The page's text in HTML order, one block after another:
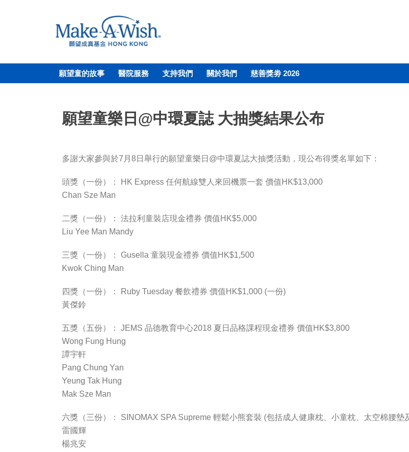
願望童的故事 醫院服務 支持我們 關於我們 慈善獎劵 2026
願望童樂日@中環夏誌 大抽獎結果公布
多謝大家參與於7月8日舉行的願望童樂日@中環夏誌大抽獎活動，現公布得獎名單如下：
頭獎（一份）： HK Express 任何航線雙人來回機票一套 價值HK$13,000
Chan Sze Man
二獎（一份）： 法拉利童裝店現金禮券 價值HK$5,000
Liu Yee Man Mandy
三獎（一份）： Gusella 童裝現金禮券 價值HK$1,500
Kwok Ching Man
四獎（一份）： Ruby Tuesday 餐飲禮券 價值HK$1,000 (一份)
黃傑鈴
五獎（五份）： JEMS 品德教育中心2018 夏日品格課程現金禮券 價值HK$3,800
Wong Fung Hung
譚宇軒
Pang Chung Yan
Yeung Tak Hung
Mak Sze Man
六獎（三份）： SINOMAX SPA Supreme 輕鬆小熊套裝 (包括成人健康枕、小童枕、太空棉腰墊
雷國輝
楊兆安